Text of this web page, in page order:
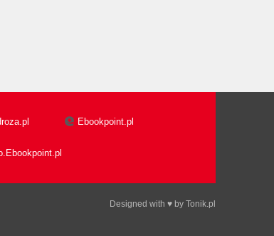
Ebookpoint.pl
Designed with ♥ by Tonik.pl